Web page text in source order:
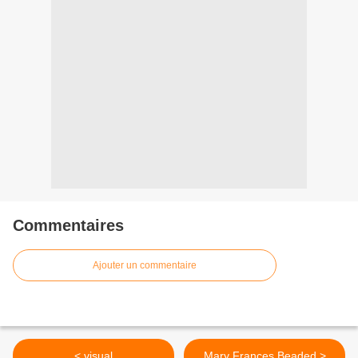
Commentaires
Ajouter un commentaire